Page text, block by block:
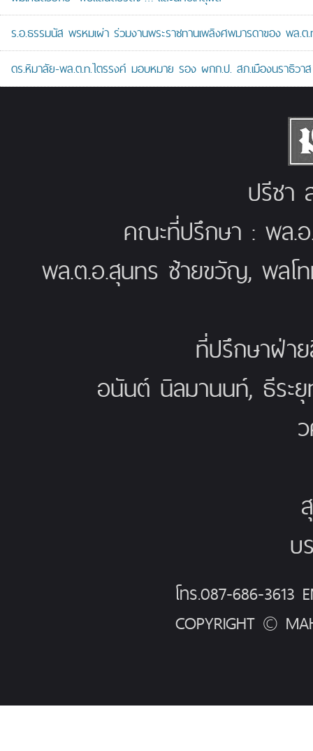
ร.อ.ธรรมนัส พรหมเผ่า ร่วมงานพระราชทานเพลิงศพมารดาของ พล.
ดร.หิมาลัย-พล.ต.ท.ไตรรงค์ มอบหมาย รอง ผกก.ป. สภ.เมืองนราธิว
ปรีชา
คณะที่ปรึกษา : พล.
พล.ต.อ.สุนทร ซ้ายขวัญ, พล
ที่ปรึกษาฝ่า
อนันต์ นิลมานนท์, ธีร
บ
โทร.087-686-3613
COPYRIGHT ©